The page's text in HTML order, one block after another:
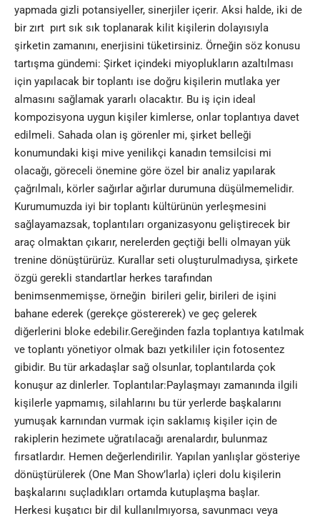
yapmada gizli potansiyeller, sinerjiler içerir. Aksi halde, iki de
bir zırt pırt sık sık toplanarak kilit kişilerin dolayısıyla
şirketin zamanını, enerjisini tüketirsiniz. Örneğin söz konusu
tartışma gündemi: Şirket içindeki miyoplukların azaltılması
için yapılacak bir toplantı ise doğru kişilerin mutlaka yer
almasını sağlamak yararlı olacaktır. Bu iş için ideal
kompozisyona uygun kişiler kimlerse, onlar toplantıya davet
edilmeli. Sahada olan iş görenler mi, şirket belleği
konumundaki kişi mive yenilikçi kanadın temsilcisi mi
olacağı, göreceli önemine göre özel bir analiz yapılarak
çağrılmalı, körler sağırlar ağırlar durumuna düşülmemelidir.
Kurumumuzda iyi bir toplantı kültürünün yerleşmesini
sağlayamazsak, toplantıları organizasyonu geliştirecek bir
araç olmaktan çıkarır, nerelerden geçtiği belli olmayan yük
trenine dönüştürürüz. Kurallar seti oluşturulmadıysa, şirkete
özgü gerekli standartlar herkes tarafından
benimsenmemişse, örneğin birileri gelir, birileri de işini
bahane ederek (gerekçe göstererek) ve geç gelerek
diğerlerini bloke edebilir.Gereğinden fazla toplantıya katılmak
ve toplantı yönetiyor olmak bazı yetkililer için fotosentez
gibidir. Bu tür arkadaşlar sağ olsunlar, toplantılarda çok
konuşur az dinlerler. Toplantılar:Paylaşmayı zamanında ilgili
kişilerle yapmamış, silahlarını bu tür yerlerde başkalarını
yumuşak karnından vurmak için saklamış kişiler için de
rakiplerin hezimete uğratılacağı arenalardır, bulunmaz
fırsatlardır. Hemen değerlendirilir. Yapılan yanlışlar gösteriye
dönüştürülerek (One Man Show’larla) içleri dolu kişilerin
başkalarını suçladıkları ortamda kutuplaşma başlar.
Herkesi kuşatıcı bir dil kullanılmıyorsa, savunmacı veya